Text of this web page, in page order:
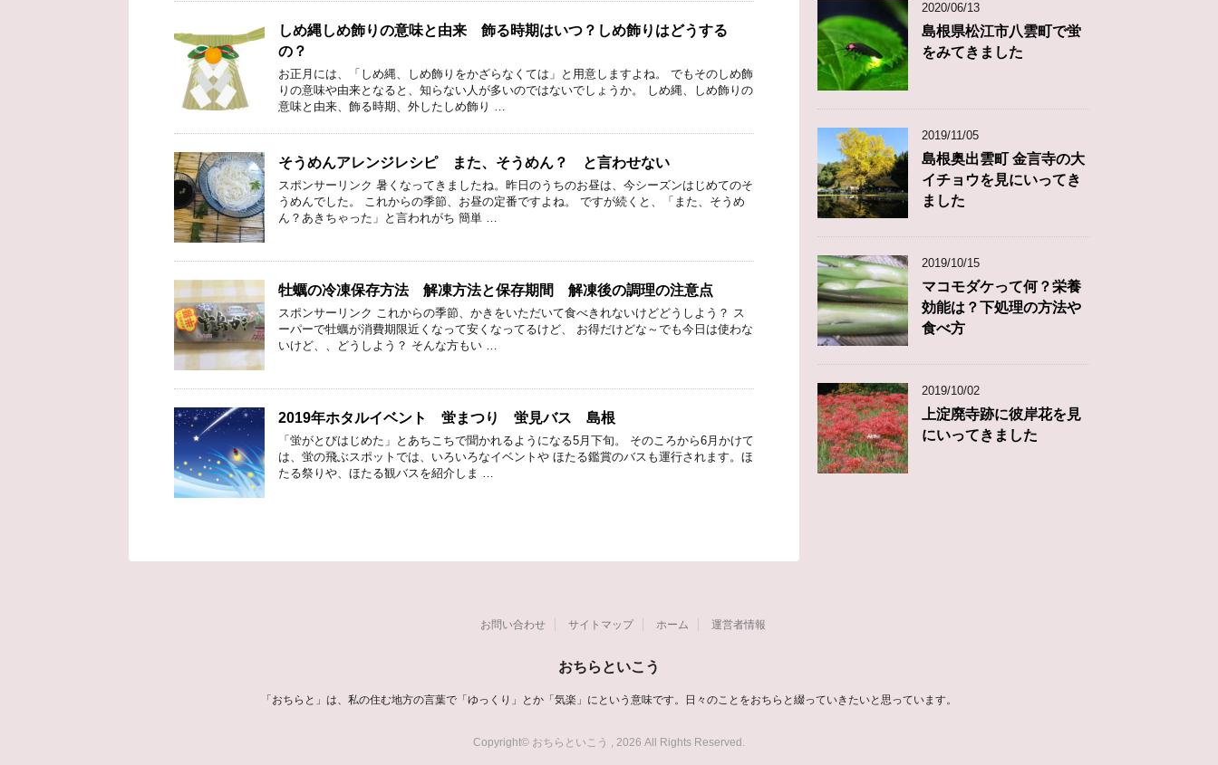
しめ縄しめ飾りの意味と由来 飾る時期はいつ？しめ飾りはどうする
の？
お正月には、「しめ縄、しめ飾りをかざらなくては」と用意しますよね。 でもそのしめ飾
りの意味や由来となると、知らない人が多いのではないでしょうか。 しめ縄、しめ飾りの
意味と由来、飾る時期、外したしめ飾り …
そうめんアレンジレシピ また、そうめん？ と言わせない
スポンサーリンク 暑くなってきましたね。昨日のうちのお昼は、今シーズンはじめてのそ
うめんでした。 これからの季節、お昼の定番ですよね。 ですが続くと、「また、そうめ
ん？あきちゃった」と言われがち 簡単 …
牡蠣の冷凍保存方法 解凍方法と保存期間 解凍後の調理の注意点
スポンサーリンク これからの季節、かきをいただいて食べきれないけどどうしよう？ ス
ーパーで牡蠣が消費期限近くなって安くなってるけど、 お得だけどな～でも今日は使わな
いけど、、どうしよう？ そんな方もい …
2019年ホタルイベント 蛍まつり 蛍見バス 島根
「蛍がとびはじめた」とあちこちで聞かれるようになる5月下旬。 そのころから6月かけて
は、蛍の飛ぶスポットでは、いろいろなイベントや ほたる鑑賞のバスも運行されます。ほ
たる祭りや、ほたる観バスを紹介しま …
2020/06/13
島根県松江市八雲町で蛍
をみてきました
2019/11/05
島根奥出雲町 金言寺の大
イチョウを見にいってき
ました
2019/10/15
マコモダケって何？栄養
効能は？下処理の方法や
食べ方
2019/10/02
上淀廃寺跡に彼岸花を見
にいってきました
お問い合わせ サイトマップ ホーム 運営者情報
おちらといこう
「おちらと」は、私の住む地方の言葉で「ゆっくり」とか「気楽」にという意味です。日々のことをおちらと綴っていきたいと思っています。
Copyright© おちらといこう , 2026 All Rights Reserved.